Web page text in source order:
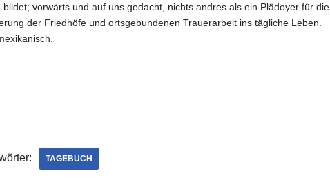
bildet; vorwärts und auf uns gedacht, nichts andres als ein Plädoyer für die
der Friedhöfe und ortsgebundenen Trauerarbeit ins tägliche Leben.
TAGEBUCH